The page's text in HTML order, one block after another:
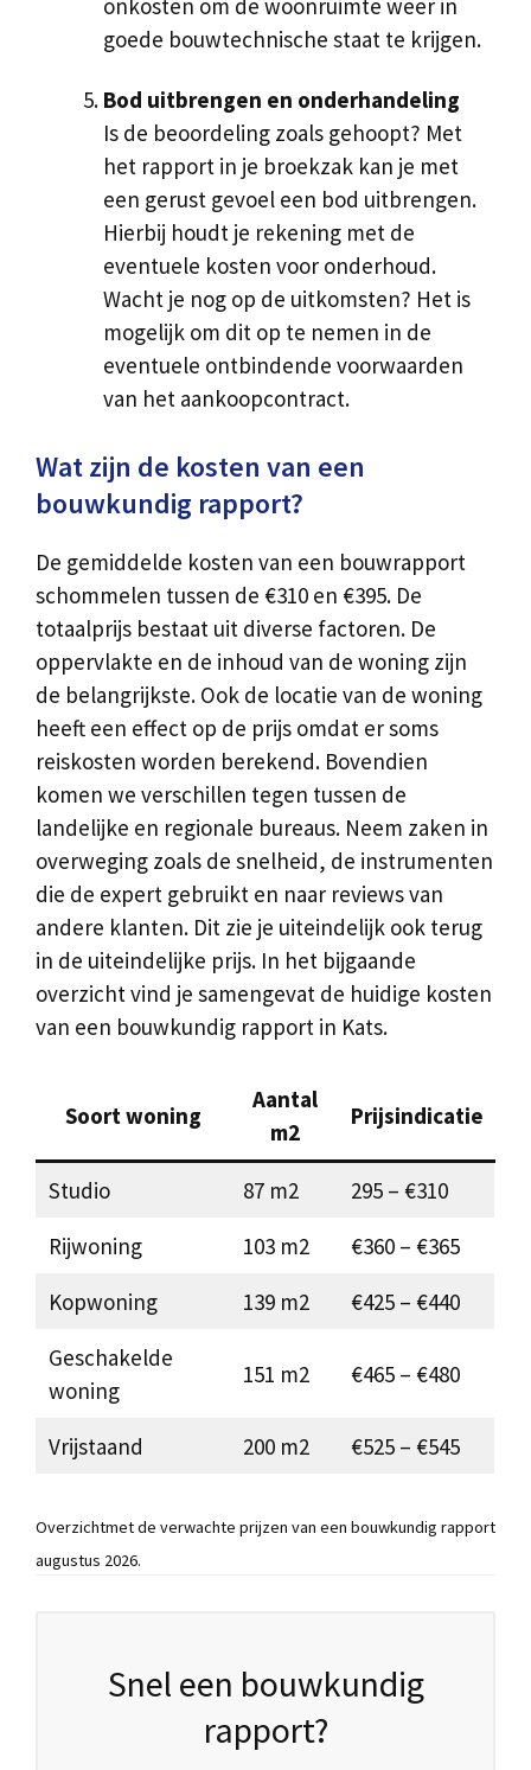
goede bouwtechnische staat te krijgen.
Bod uitbrengen en onderhandeling
Is de beoordeling zoals gehoopt? Met
het rapport in je broekzak kan je met
een gerust gevoel een bod uitbrengen.
Hierbij houdt je rekening met de
eventuele kosten voor onderhoud.
Wacht je nog op de uitkomsten? Het is
mogelijk om dit op te nemen in de
eventuele ontbindende voorwaarden
van het aankoopcontract.
Wat zijn de kosten van een
bouwkundig rapport?
De gemiddelde kosten van een bouwrapport
schommelen tussen de €310 en €395. De
totaalprijs bestaat uit diverse factoren. De
oppervlakte en de inhoud van de woning zijn
de belangrijkste. Ook de locatie van de woning
heeft een effect op de prijs omdat er soms
reiskosten worden berekend. Bovendien
komen we verschillen tegen tussen de
landelijke en regionale bureaus. Neem zaken in
overweging zoals de snelheid, de instrumenten
die de expert gebruikt en naar reviews van
andere klanten. Dit zie je uiteindelijk ook terug
in de uiteindelijke prijs. In het bijgaande
overzicht vind je samengevat de huidige kosten
van een bouwkundig rapport in Kats.
Soort woning
Aantal
m2
Prijsindicatie
Studio 87 m2
295 – €310
Rijwoning
103 m2
€360 – €365
Kopwoning
139 m2
€425 – €440
Geschakelde
woning
151 m2 €465 – €480
Vrijstaand 200 m2 €525 – €545
Overzichtmet de verwachte prijzen van een bouwkundig rapport
augustus 2026.
Snel een bouwkundig
rapport?